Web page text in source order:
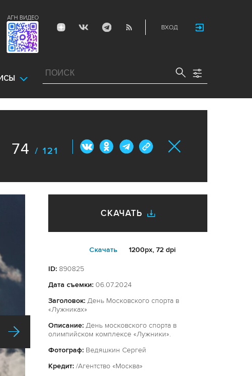
ВХОД
АГН ВИДЕО
74 / 121
СКАЧАТЬ
Cкачать 1200px, 72 dpi
ID: 890825
Дата съемки: 06.07.2024
Заголовок: День Московского спорта в
«Лужниках»
Описание: День московского спорта в
олимпийском комплексе «Лужники».
Фотограф: Ведяшкин Сергей
Кредит: /Агентство «Москва»